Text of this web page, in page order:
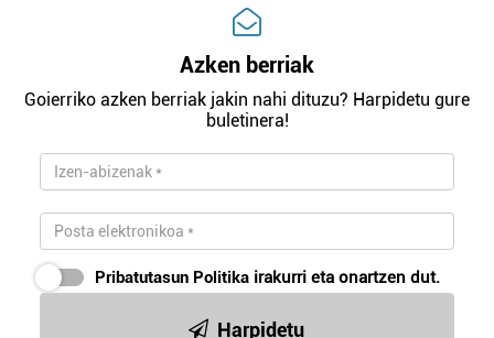
Azken berriak
Goierriko azken berriak jakin nahi dituzu? Harpidetu gure
buletinera!
Pribatutasun Politika irakurri eta onartzen dut.
Harpidetu